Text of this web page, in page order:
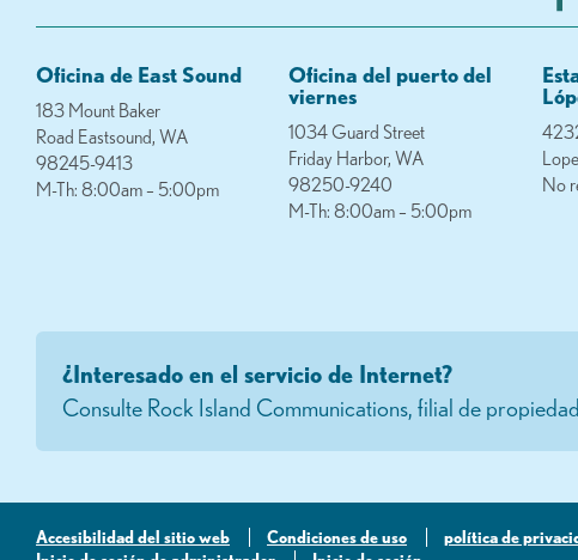
Oficina de East Sound
183 Mount Baker
Road Eastsound, WA
98245-9413
M-Th: 8:00am – 5:00pm
Oficina del puerto del
viernes
1034 Guard Street
Friday Harbor, WA
98250-9240
M-Th: 8:00am – 5:00pm
No
¿Interesado en el servicio de Internet?
Consulte Rock Island Communications, filial de
Accesibilidad del sitio web Condiciones de uso política de